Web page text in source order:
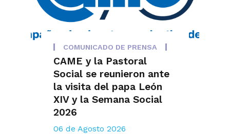
COMUNICADO DE PRENSA
CAME y la Pastoral
Social se reunieron ante
la visita del papa León
XIV y la Semana Social
2026
06 de Agosto 2026